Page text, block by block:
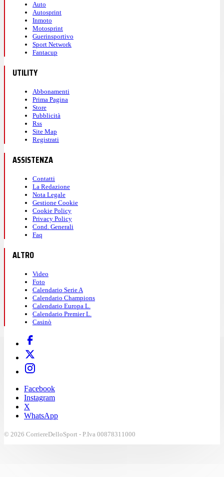
Auto
Autosprint
Inmoto
Motosprint
Guerinsportivo
Sport Network
Fantacup
UTILITY
Abbonamenti
Prima Pagina
Store
Pubblicità
Rss
Site Map
Registrati
ASSISTENZA
Contatti
La Redazione
Nota Legale
Gestione Cookie
Cookie Policy
Privacy Policy
Cond. Generali
Faq
ALTRO
Video
Foto
Calendario Serie A
Calendario Champions
Calendario Europa L.
Calendario Premier L.
Casinò
Facebook
Instagram
X
WhatsApp
© 2026 CorriereDelloSport - P.Iva 00878311000